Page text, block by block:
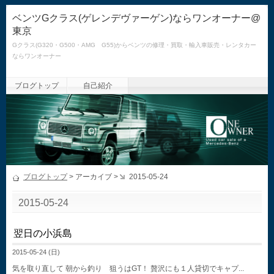
ベンツGクラス(ゲレンデヴァーゲン)ならワンオーナー@
東京
Gクラス(G320・G500・AMG G55)からベンツの修理・買取・輸入車販売・レンタカー
ならワンオーナー
ブログトップ 自己紹介
ブログトップ> アーカイブ > 2015-05-24
2015-05-24
翌日の小浜島
2015-05-24 (日)
気を取り直して 朝から釣り 狙うはGT！ 贅沢にも１人貸切でキャプ...